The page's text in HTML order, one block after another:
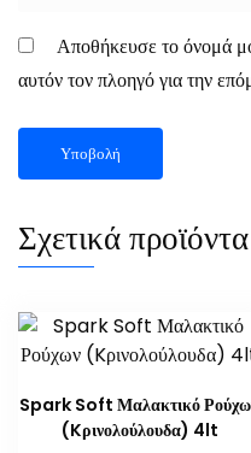
Αποθήκευσε το όνομά
αυτόν τον πλοηγό για την
Σχετικά προϊόντα
Spark Soft Μαλακτικό
(Kρινολούλουδα) 4lt